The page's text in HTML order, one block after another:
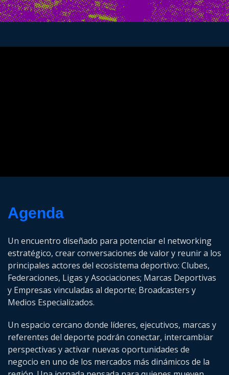
Agenda
Un encuentro diseñado para potenciar el networking
estratégico, crear conversaciones de valor y reunir a los
principales actores del ecosistema deportivo: Clubes,
Federaciones, Ligas y Asociaciones; Marcas Deportivas
y Empresas vinculadas al deporte; Broadcasters y
Medios Especializados.
Un espacio cercano donde líderes, ejecutivos, marcas y
referentes del deporte podrán conectar, intercambiar
perspectivas y activar nuevas oportunidades de
negocio en uno de los mercados más dinámicos de la